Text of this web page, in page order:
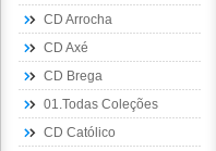
CD Arrocha
CD Axé
CD Brega
01.Todas Coleções
CD Católico